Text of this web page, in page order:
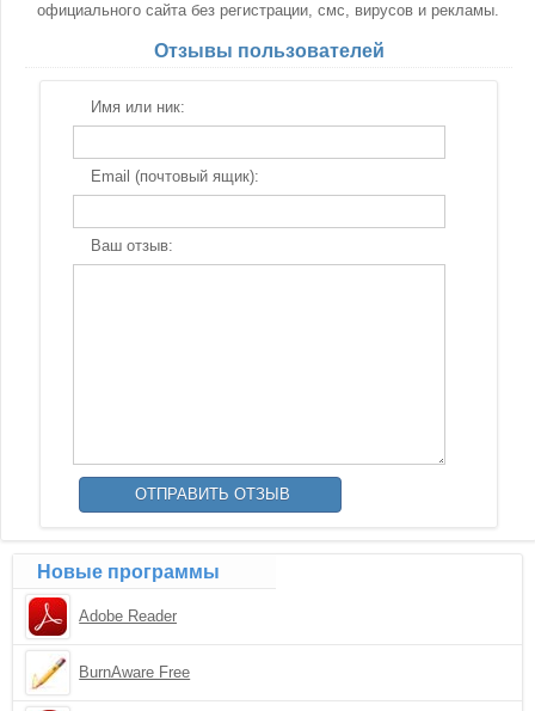
официального сайта без регистрации, смс, вирусов и рекламы.
Отзывы пользователей
Имя или ник:
Email (почтовый ящик):
Ваш отзыв:
Новые программы
Adobe Reader
BurnAware Free